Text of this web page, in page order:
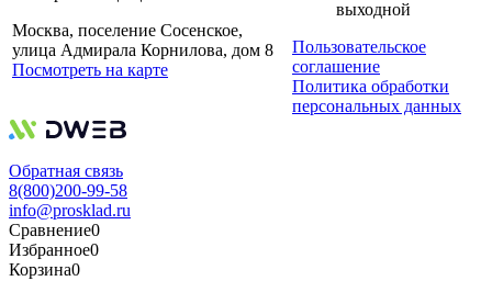
Москва, поселение Сосенское,
улица Адмирала Корнилова, дом 8
Посмотреть на карте
выходной
Пользовательское
соглашение
Политика обработки
персональных данных
Обратная связь
8(800)200-99-58
info@prosklad.ru
Сравнение0
Избранное0
Корзина0